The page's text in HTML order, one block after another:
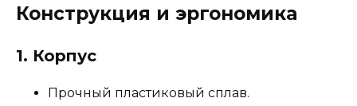
Конструкция и эргономика
1. Корпус
Прочный пластиковый сплав.